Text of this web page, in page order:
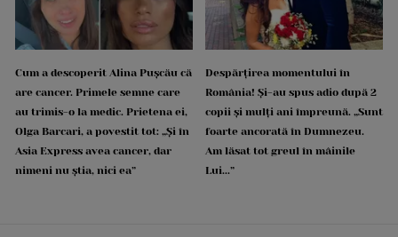
Cum a descoperit Alina Pușcău că
are cancer. Primele semne care
au trimis-o la medic. Prietena ei,
Olga Barcari, a povestit tot: „Și în
Asia Express avea cancer, dar
nimeni nu știa, nici ea”
Despărțirea momentului în
România! Și-au spus adio după 2
copii și mulți ani împreună. „Sunt
foarte ancorată în Dumnezeu.
Am lăsat tot greul în mâinile
Lui...”